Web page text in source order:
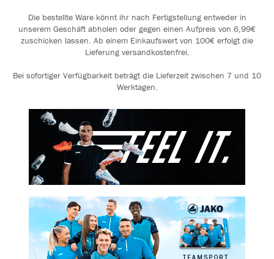
Die bestellte Ware könnt ihr nach Fertigstellung entweder in
unserem Geschäft abholen oder gegen einen Aufpreis von 6,99€
zuschicken lassen. Ab einem Einkaufswert von 100€ erfolgt die
Lieferung versandkostenfrei.
Bei sofortiger Verfügbarkeit beträgt die Lieferzeit zwischen 7 und 10
Werktagen.